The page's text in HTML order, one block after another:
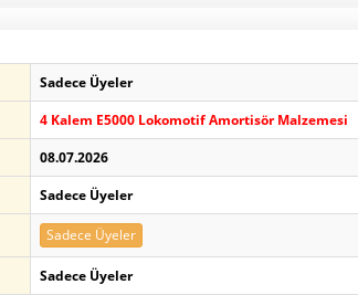
Sadece Üyeler
4 Kalem E5000 Lokomotif Amortisör Malzemesi
08.07.2026
Sadece Üyeler
Sadece Üyeler
Sadece Üyeler